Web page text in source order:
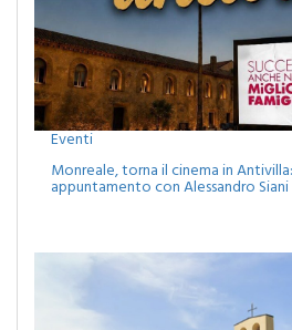
Eventi
Monreale, torna il cinema in
appuntamento con Alessandro Siani